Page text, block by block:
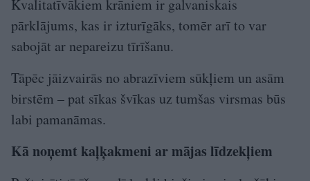
Kvalitatīvākiem krāniem ir galvaniskais
pārklājums, kas ir izturīgāks, tomēr arī to var
sabojāt ar nepareizu tīrīšanu.
Tāpēc jāizvairās no abrazīviem sūkļiem un asām
birstēm – pat sīkas švīkas uz tumšas virsmas būs
labi pamanāmas.
Kā noņemt kaļķakmeni ar mājas līdzekļiem